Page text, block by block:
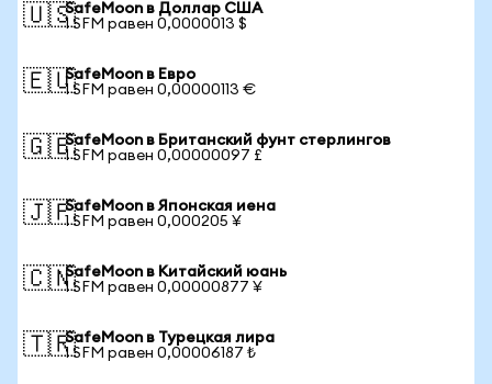
🇺🇸SafeMoon в Доллар США
1 SFM равен 0,0000013 $
🇪🇺SafeMoon в Евро
1 SFM равен 0,00000113 €
🇬🇧SafeMoon в Британский фунт стерлингов
1 SFM равен 0,00000097 £
🇯🇵SafeMoon в Японская иена
1 SFM равен 0,000205 ¥
🇨🇳SafeMoon в Китайский юань
1 SFM равен 0,00000877 ¥
🇹🇷SafeMoon в Турецкая лира
1 SFM равен 0,00006187 ₺